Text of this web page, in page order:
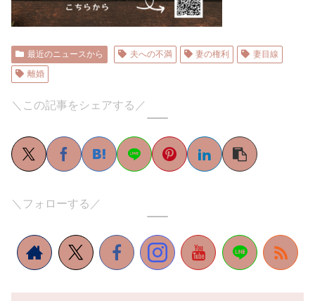
最近のニュースから 夫への不満 妻の権利
妻目線
離婚
＼この記事をシェアする／
＼フォローする／